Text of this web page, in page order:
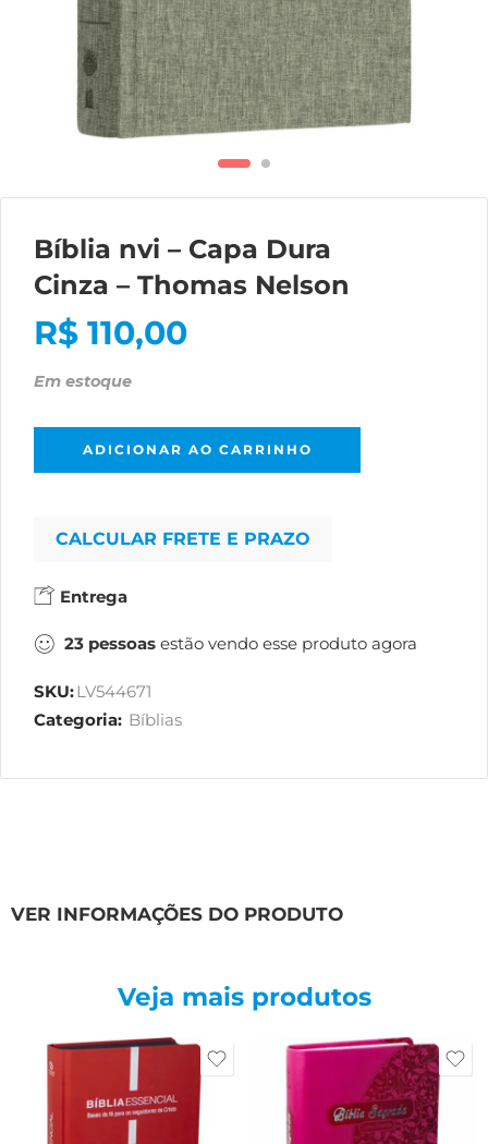
Bíblia nvi – Capa Dura
Cinza – Thomas Nelson
R$ 110,00
Em estoque
ADICIONAR AO CARRINHO
CALCULAR FRETE E PRAZO
Entrega
23 pessoas estão vendo esse produto agora
SKU:LV544671
Categoria: Bíblias
VER INFORMAÇÕES DO PRODUTO
Veja mais produtos